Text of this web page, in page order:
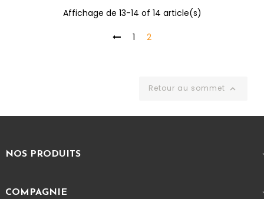
Affichage de 13-14 of 14 article(s)
1 2
Retour au sommet 
NOS PRODUITS
COMPAGNIE